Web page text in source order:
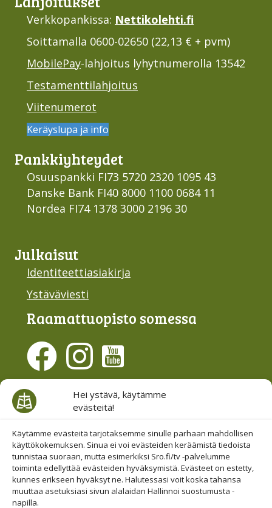
Hei ystävä, käytämme
evästeitä!
Käytämme evästeitä tarjotaksemme sinulle parhaan mahdollisen
käyttökokemuksen. Sinua ei voi evästeiden keräämistä tiedoista
tunnistaa suoraan, mutta esimerkiksi Sro.fi/tv -palvelumme
toiminta edellyttää evästeiden hyväksymistä. Evästeet on estetty,
kunnes erikseen hyväksyt ne. Halutessasi voit koska tahansa
muuttaa asetuksiasi sivun alalaidan Hallinnoi suostumusta -
napilla.
Verkkopankissa: Nettikolehti.fi
Soittamalla 0600-02650 (22,13 € + pvm)
MobilePay-lahjoitus lyhytnumerolla 13542
Testamenttilahjoitus
Viitenumerot
Keräyslupa ja info
Pankki­yhteydet
Osuuspankki FI73 5720 2320 1095 43
Danske Bank FI40 8000 1100 0684 11
Nordea FI74 1378 3000 2196 30
Julkaisut
Identiteettiasiakirja
Ystäväviesti
Raamattu­opisto somessa
Evästesuostumus
Hallinnoi evästeitä
Etsi sivuiltamme